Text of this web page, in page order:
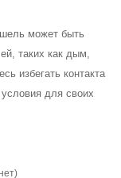
может быть
таких как дым,
избегать контакта
для своих